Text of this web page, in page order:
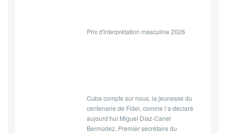
Prix d'interprétation masculine 2026
Cuba compte sur nous, la jeunesse du
centenaire de Fidel, comme l’a déclaré
aujourd’hui Miguel Díaz-Canel
Bermúdez, Premier secrétaire du